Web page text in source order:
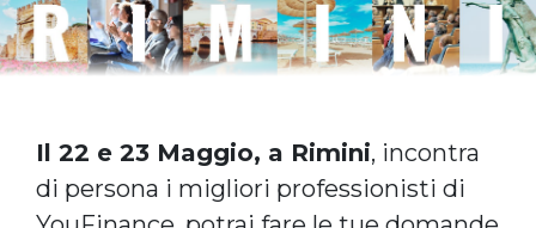
Il 22 e 23 Maggio, a Rimini, incontra
di persona i migliori professionisti di